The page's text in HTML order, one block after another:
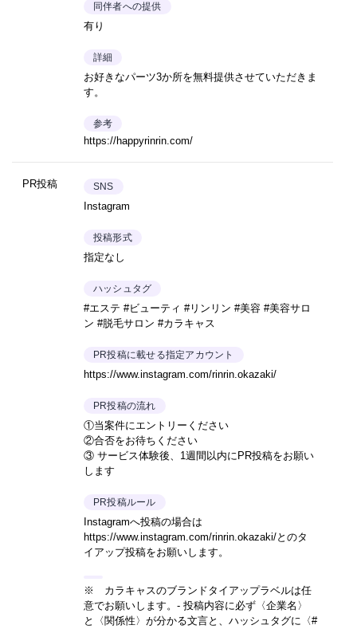
同伴者への提供
有り
詳細
お好きなパーツ3か所を無料提供させていただきま
す。
参考
https://happyrinrin.com/
PR投稿 SNS
Instagram
投稿形式
指定なし
ハッシュタグ
#エステ #ビューティ #リンリン #美容 #美容サロ
ン #脱毛サロン #カラキャス
PR投稿に載せる指定アカウント
https://www.instagram.com/rinrin.okazaki/
PR投稿の流れ
①当案件にエントリーください
②合否をお待ちください
③ サービス体験後、1週間以内にPR投稿をお願い
します
PR投稿ルール
Instagramへ投稿の場合は
https://www.instagram.com/rinrin.okazaki/とのタ
イアップ投稿をお願いします。
※ カラキャスのブランドタイアップラベルは任
意でお願いします。- 投稿内容に必ず〈企業名〉
と〈関係性〉が分かる文言と、ハッシュタグに〈#